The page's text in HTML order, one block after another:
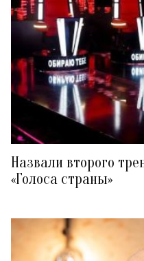
Назвали второго
«Голоса страны»